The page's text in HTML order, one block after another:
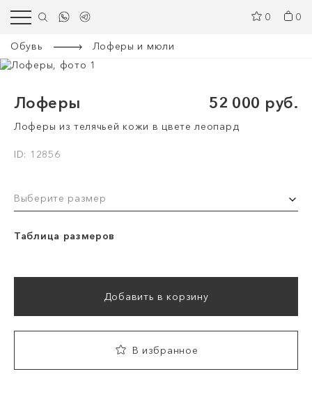
0 0
Обувь Лоферы и мюли
Лоферы 52 000 руб.
Лоферы из телячьей кожи в цвете леопард
ID: 12856
Выберите размер
Таблица размеров
Добавить в корзину
В избранное